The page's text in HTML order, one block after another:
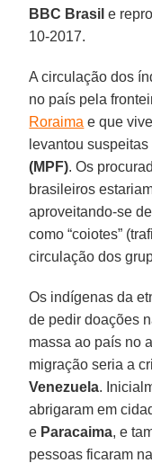
BBC Brasil e
10-2017.
A circulação dos
no país pela
Roraima e que
levantou suspeitas
(MPF). Os
brasileiros
aproveitando-se
como “coiotes”
circulação dos
Os indígenas da
de pedir doações
massa ao país no
migração seria a
Venezuela.
abrigaram em
e Paracaima, e
pessoas ficaram